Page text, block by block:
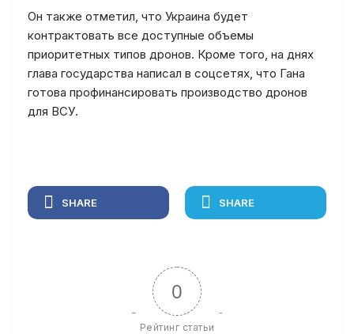
Он также отметил, что Украина будет
контрактовать все доступные объемы
приоритетных типов дронов. Кроме того, на днях
глава государства написал в соцсетях, что Гана
готова профинансировать производство дронов
для ВСУ.
SHARE SHARE
0
Рейтинг статьи